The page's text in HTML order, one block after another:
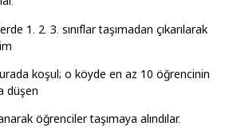
1. 2. 3. sınıflar taşımadan çıkarılarak
koşul; o köyde en az 10 öğrencinin
düşen
öğrenciler taşımaya alındılar.